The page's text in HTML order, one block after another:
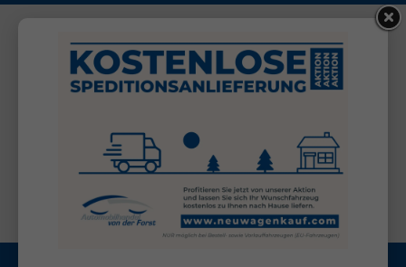
Öffnungszeiten: Mo - Fr 08.00 - 17.00
Registrieren